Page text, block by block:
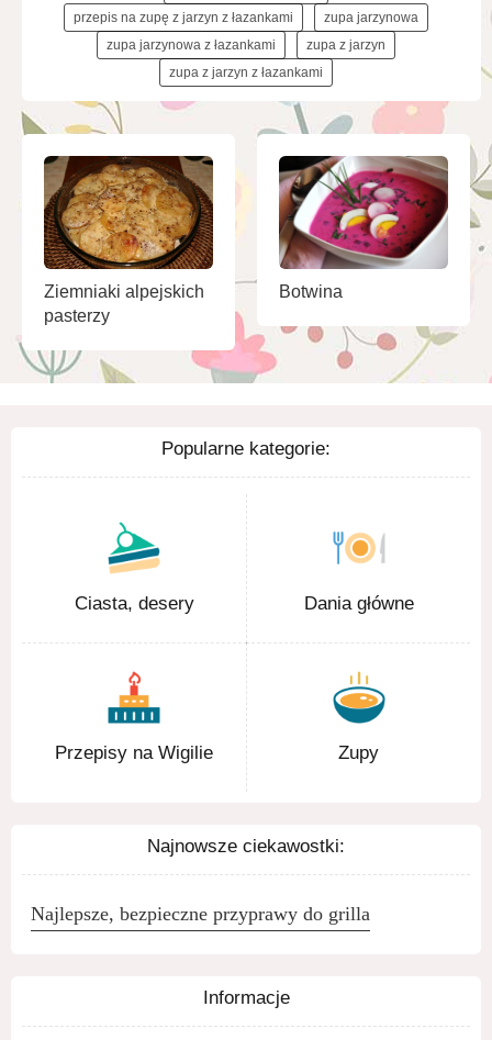
przepis na zupę z jarzyn z łazankami
zupa jarzynowa
zupa jarzynowa z łazankami
zupa z jarzyn
zupa z jarzyn z łazankami
Ziemniaki alpejskich
pasterzy
Botwina
Popularne kategorie:
Ciasta, desery Dania główne
Przepisy na Wigilie Zupy
Najnowsze ciekawostki:
Najlepsze, bezpieczne przyprawy do grilla
Informacje